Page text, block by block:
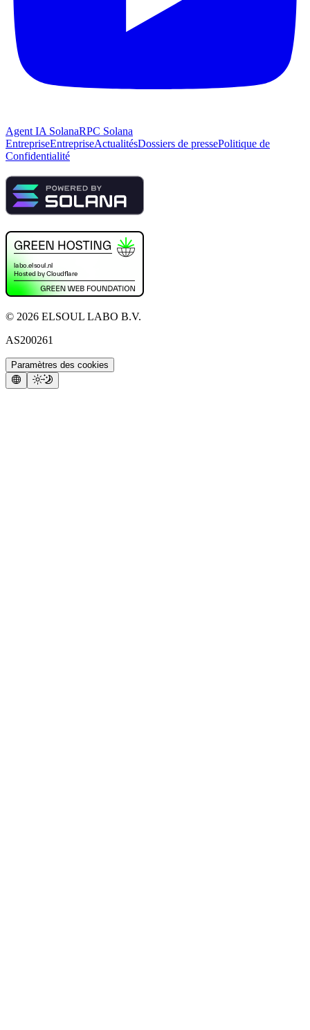
Agent IA SolanaRPC Solana
EntrepriseEntrepriseActualitésDossiers de pressePolitique de
Confidentialité
© 2026 ELSOUL LABO B.V.
AS200261
Paramètres des cookies